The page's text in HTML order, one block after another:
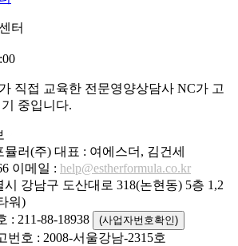
터
직접 교육한 전문영양상담사 NC가 고
중입니다.
뮬러(주) 대표 : 여에스더, 김건세
이메일 : help@estherformula.co.kr
강남구 도산대로 318(논현동) 5층 1,2
워)
: 211-88-18938
(사업자번호확인)
번호 : 2008-서울강남-2315호